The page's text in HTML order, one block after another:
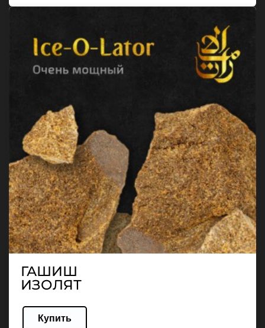
ГАШИШ
ИЗОЛЯТ
Купить